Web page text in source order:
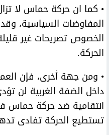
• كما ان حركة حماس لا
المفاوضات السياسية،
الخصوص تصريحات غير
الحركة.
• ومن جهة أخرى، فإن
داخل الضفة الغربية لن
انتقامية ضد حركة حماس
تستطيع الحركة تفادى